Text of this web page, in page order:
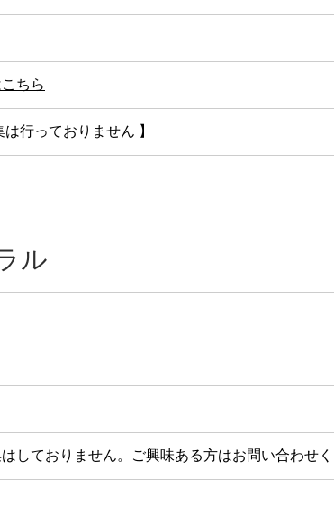
ちら
は行っておりません 】
ル
はしておりません。ご興味ある方はお問い合わせ